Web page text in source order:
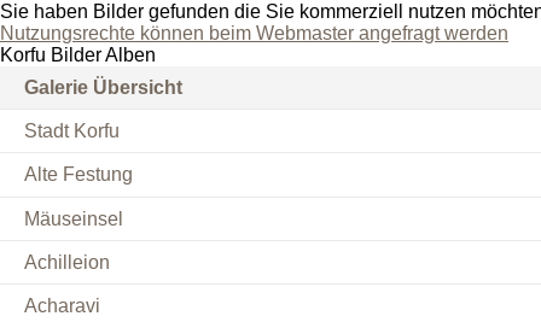
Sie haben Bilder gefunden die Sie kommerziell nutzen
Nutzungsrechte können beim Webmaster angefragt werden
Korfu Bilder Alben
Galerie Übersicht
Stadt Korfu
Alte Festung
Mäuseinsel
Achilleion
Acharavi